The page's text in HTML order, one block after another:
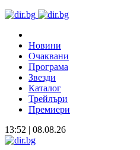
Новини
Очаквани
Програма
Звезди
Каталог
Трейлъри
Премиери
13:52 | 08.08.26